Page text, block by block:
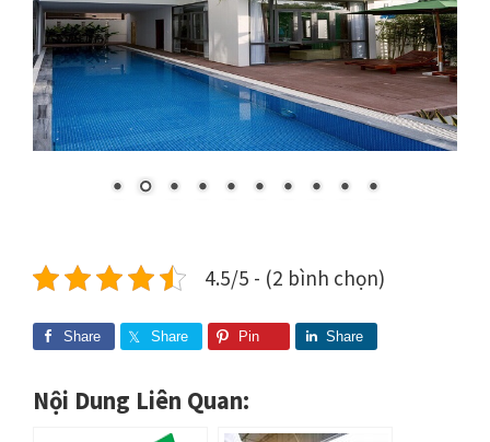
4.5/5 - (2 bình chọn)
Share Share Pin Share
Nội Dung Liên Quan: